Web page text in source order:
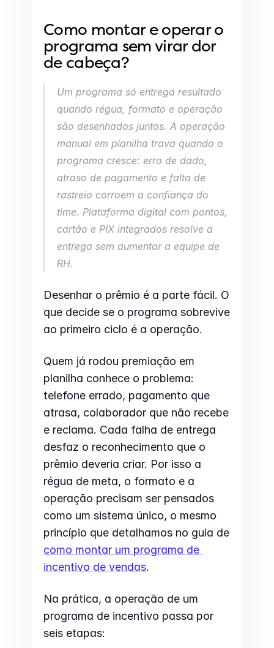
Como montar e operar o
programa sem virar dor
de cabeça?
Um programa só entrega resultado
quando régua, formato e operação
são desenhados juntos. A operação
manual em planilha trava quando o
programa cresce: erro de dado,
atraso de pagamento e falta de
rastreio corroem a confiança do
time. Plataforma digital com pontos,
cartão e PIX integrados resolve a
entrega sem aumentar a equipe de
RH.
Desenhar o prêmio é a parte fácil. O
que decide se o programa sobrevive
ao primeiro ciclo é a operação.
Quem já rodou premiação em
planilha conhece o problema:
telefone errado, pagamento que
atrasa, colaborador que não recebe
e reclama. Cada falha de entrega
desfaz o reconhecimento que o
prêmio deveria criar. Por isso a
régua de meta, o formato e a
operação precisam ser pensados
como um sistema único, o mesmo
como montar um programa de
incentivo de vendas.
Na prática, a operação de um
programa de incentivo passa por
seis etapas: